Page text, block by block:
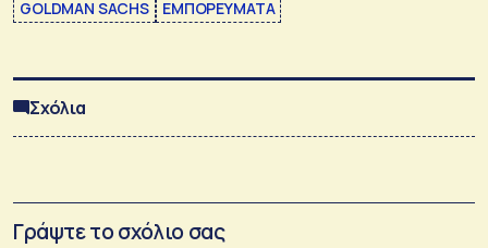
GOLDMAN SACHS ΕΜΠΟΡΕΥΜΑΤΑ
Σχόλια
Γράψτε το σχόλιο σας